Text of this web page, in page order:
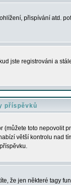
přispívání atd.
jste registrováni a
příspěvků
toto nepovolit
větší kontrolu nad
že jen některé tagy